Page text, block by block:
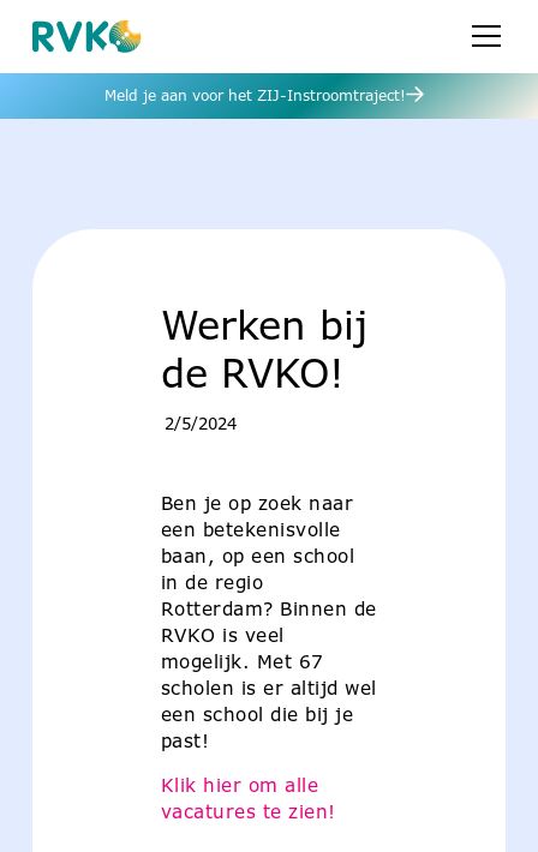
Meld je aan voor het ZIJ-Instroomtraject!
Werken bij
de RVKO!
2/5/2024
Ben je op zoek naar
een betekenisvolle
baan, op een school
in de regio
Rotterdam? Binnen de
RVKO is veel
mogelijk. Met 67
scholen is er altijd wel
een school die bij je
past!
Klik hier om alle
vacatures te zien!